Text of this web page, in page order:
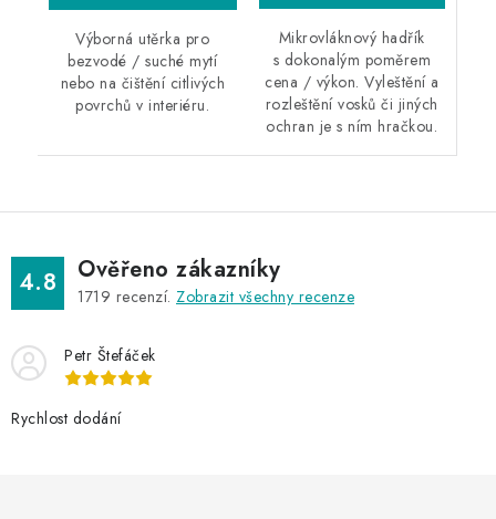
Výborná utěrka pro
bezvodé / suché mytí
nebo na čištění citlivých
povrchů v interiéru.
Mikrovláknový hadřík
s dokonalým poměrem
cena / výkon. Vyleštění a
rozleštění vosků či jiných
ochran je s ním hračkou.
4.8 Ověřeno zákazníky
1719 recenzí. Zobrazit všechny recenze
Petr Štefáček
Rychlost dodání